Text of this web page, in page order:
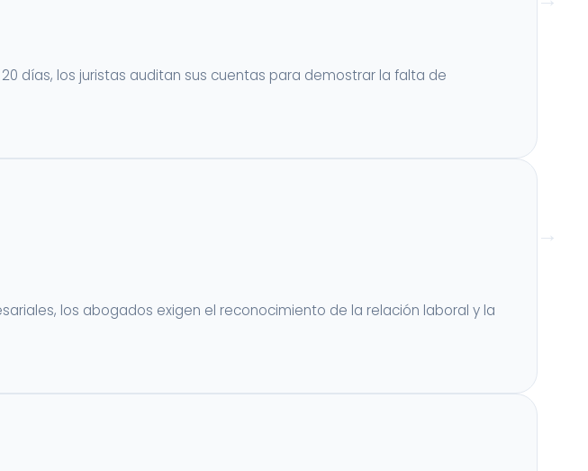
días, los juristas auditan sus cuentas para demostrar la falta de
los abogados exigen el reconocimiento de la relación laboral y la